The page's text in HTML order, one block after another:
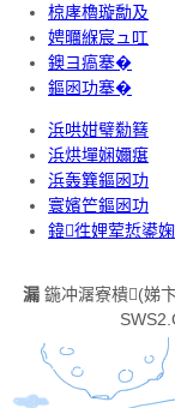
椋庨櫓璇勪及
娉曞緥宸ュ叿
鐭ヨ瘑搴�
鏂囦功搴�
浜哄姏璧勬簮
浜烘墠娴嬭瘎
浜轰簨鏂囦功
寰嬪笀鏂囦功
鍏徃娌荤悊鍙
漏 鍦冲潳寮樻(娣